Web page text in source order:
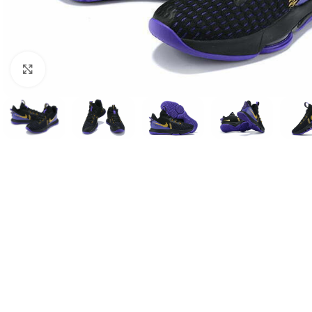
Нажмите, чтобы увеличить